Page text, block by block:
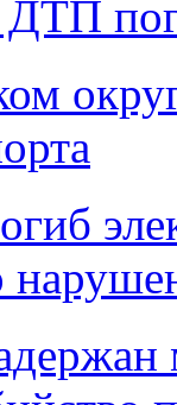
ДТП